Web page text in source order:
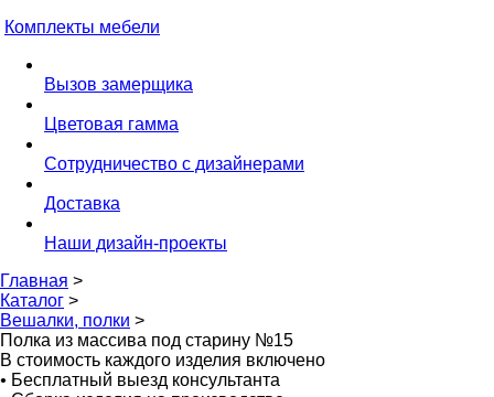
Комплекты мебели
Вызов замерщика
Цветовая гамма
Сотрудничество с дизайнерами
Доставка
Наши дизайн-проекты
Главная >
Каталог >
Вешалки, полки >
Полка из массива под старину №15
В стоимость каждого изделия включено
• Бесплатный выезд консультанта